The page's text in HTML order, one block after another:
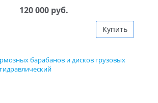
120 000 руб.
Купить